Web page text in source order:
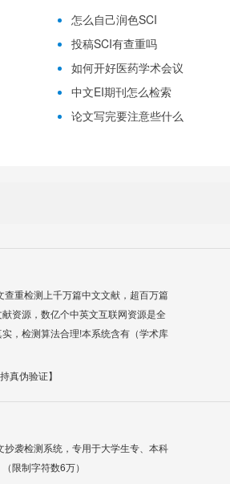
怎么自己润色SCI
投稿SCI有查重吗
如何开好医药学术会议
中文EI期刊怎么检索
论文写完要注意些什么
重检测上千万篇中文文献，超百万篇
资源，数亿个中英文互联网资源是全
，检测算法合理!本系统含有（学术库
真伪验证】
袭检测系统，专用于大学生专、本科
限制字符数6万）